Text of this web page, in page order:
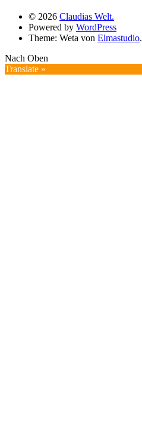
© 2026 Claudias Welt.
Powered by WordPress
Theme: Weta von Elmastudio.
Nach Oben
Translate »